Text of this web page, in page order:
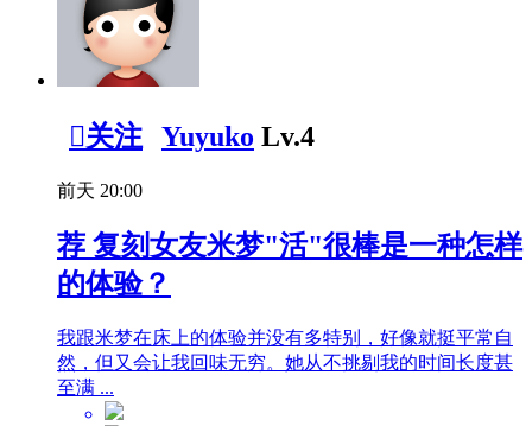
关注 Yuyuko Lv.4
前天 20:00
荐 复刻女友米梦"活"很棒是一种怎样
的体验？
我跟米梦在床上的体验并没有多特别，好像就挺平常自
然，但又会让我回味无穷。她从不挑剔我的时间长度甚
至满 ...